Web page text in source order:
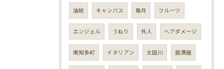
油絵 キャンバス 毎月 フルーツ
エンジェル うねり 外人 ヘアダメージ
南知多町 イタリアン 太田川 居酒屋